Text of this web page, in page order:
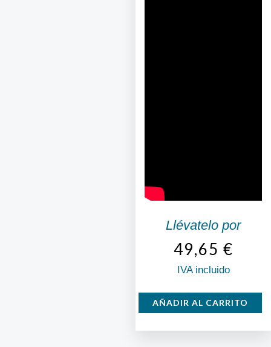
Llévatelo por
49,65 €
IVA incluido
Espumador
AÑADIR AL CARRITO